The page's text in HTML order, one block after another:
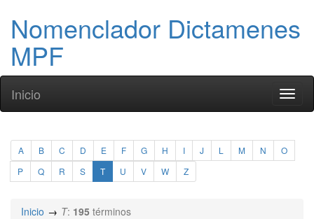
Nomenclador Dictamenes
MPF
Inicio
A B C D E F G H I J L M N
O
P
Q R S T U V W Z
Inicio T: 195 términos